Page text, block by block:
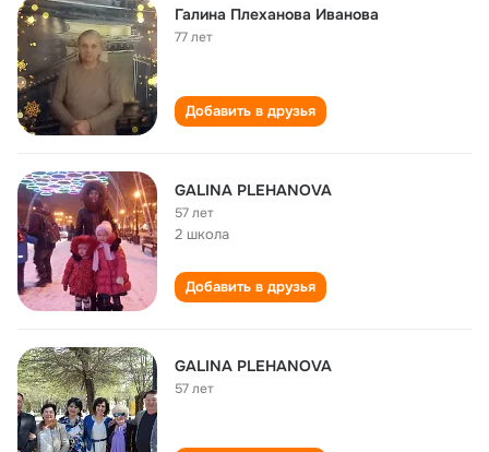
Галина Плеханова Иванова
77 лет
Добавить в друзья
GALINA PLEHANOVA
57 лет
2 школа
Добавить в друзья
GALINA PLEHANOVA
57 лет